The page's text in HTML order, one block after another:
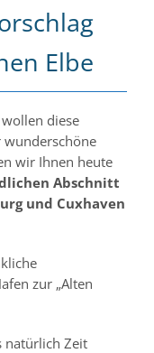
Elbe
diese
wunderschöne
wir Ihnen heute
Abschnitt
und Cuxhaven
zur „Alten
natürlich Zeit